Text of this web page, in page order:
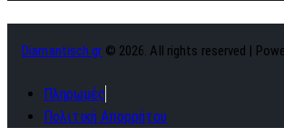
Diamantisch.gr © 2026. All rights reserved |
Πληρωμές
Πολιτική Απορρήτου